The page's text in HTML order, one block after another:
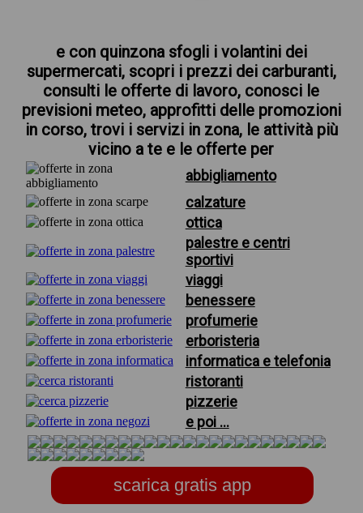
e con quinzona sfogli i volantini dei
supermercati, scopri i prezzi dei carburanti,
consulti le offerte di lavoro, conosci le
previsioni meteo, approfitti delle promozioni
in corso, trovi i servizi in zona, le attività più
vicino a te e le offerte per
abbigliamento
calzature
ottica
palestre e centri
sportivi
viaggi
benessere
profumerie
erboristeria
informatica e telefonia
ristoranti
pizzerie
e poi ...
scarica gratis app